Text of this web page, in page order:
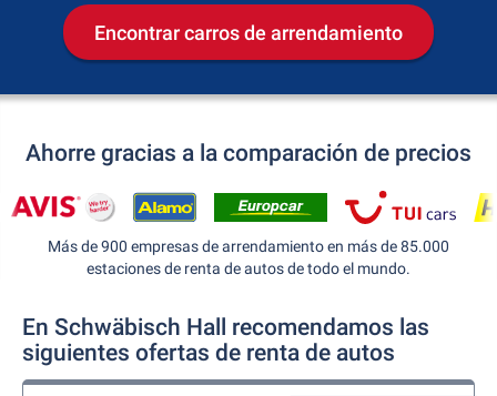
Encontrar carros de arrendamiento
Ahorre gracias a la comparación de precios
Más de 900 empresas de arrendamiento en más de 85.000
estaciones de renta de autos de todo el mundo.
En Schwäbisch Hall recomendamos las
siguientes ofertas de renta de autos